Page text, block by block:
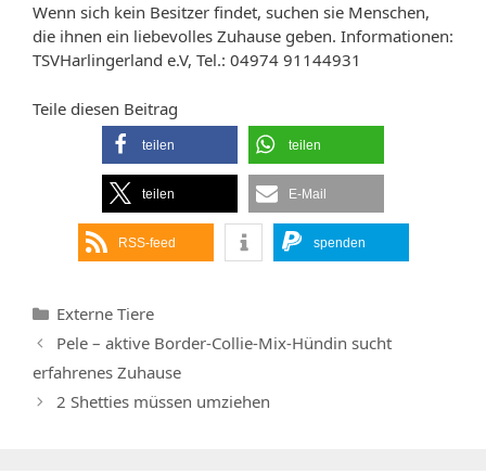
Wenn sich kein Besitzer findet, suchen sie Menschen,
die ihnen ein liebevolles Zuhause geben. Informationen:
TSVHarlingerland e.V, Tel.: 04974 91144931
Teile diesen Beitrag
teilen teilen
teilen E-Mail
RSS-feed spenden
Kategorien
Externe Tiere
Pele – aktive Border-Collie-Mix-Hündin sucht
erfahrenes Zuhause
2 Shetties müssen umziehen